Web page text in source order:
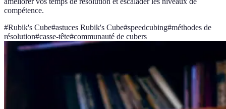
compétence.
#Rubik's Cube#astuces Rubik's Cube#speedcubing#méthodes de
résolution#casse-tête#communauté de cubers